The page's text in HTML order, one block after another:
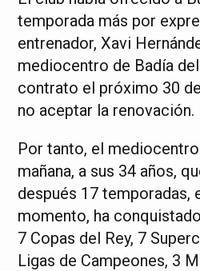
temporada más por
entrenador, Xavi
mediocentro de Badía
contrato el próximo 30
no aceptar la renovación.
Por tanto, el
mañana, a sus 34 años,
después 17 temporadas,
momento, ha
7 Copas del Rey, 7
Ligas de Campeones, 3